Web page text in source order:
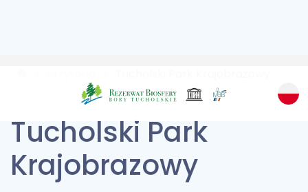
Tucholski Park
Krajobrazowy